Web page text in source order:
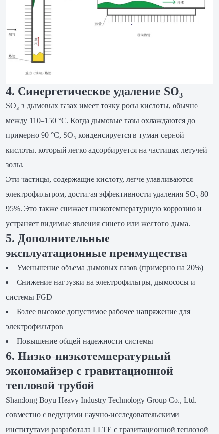
4. Синергетическое удаление SO₃
SO₃ в дымовых газах имеет точку росы кислоты, обычно
между 110–150 °C. Когда дымовые газы охлаждаются до
примерно 90 °C, SO₃ конденсируется в туман серной
кислоты, который легко адсорбируется на частицах летучей
золы.
Эти частицы, содержащие кислоту, легче улавливаются
электрофильтром, достигая эффективности удаления SO₃ 80–
95%. Это также снижает низкотемпературную коррозию и
устраняет видимые явления синего или желтого дыма.
5. Дополнительные
эксплуатационные преимущества
Уменьшение объема дымовых газов (примерно на 20%)
Снижение нагрузки на электрофильтры, дымососы и
системы FGD
Более высокое допустимое рабочее напряжение для
электрофильтров
Повышение общей надежности системы
6. Низко-низкотемпературный
экономайзер с гравитационной
тепловой трубой
Shandong Boyu Heavy Industry Technology Group Co., Ltd.
совместно с ведущими научно-исследовательскими
институтами разработала LLTE с гравитационной тепловой